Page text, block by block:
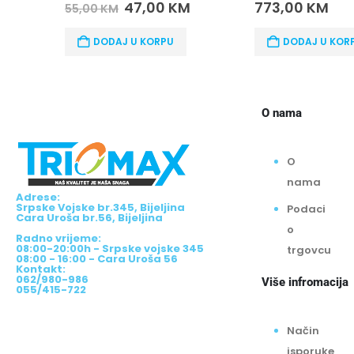
55,00KM 47,00KM
DODAJ U KORPU
773,00KM
DODAJ U KORPU
Adrese:
Srpske Vojske br.345, Bijeljina
Cara Uroša br.56, Bijeljina
Radno vrijeme:
08:00-20:00h - Srpske vojske 345
08:00 - 16:00 - Cara Uroša 56
Kontakt:
062/980-986
055/415-722
O nama
O
nama
Podaci
o
trgovcu
Više infromacija
Način